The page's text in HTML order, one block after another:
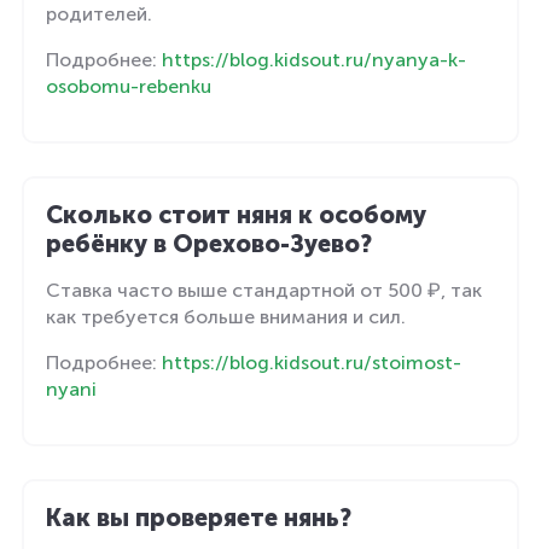
родителей.
Подробнее: https://blog.kidsout.ru/nyanya-k-
osobomu-rebenku
Сколько стоит няня к особому
ребёнку в Орехово-Зуево?
Ставка часто выше стандартной от 500 ₽, так
как требуется больше внимания и сил.
Подробнее: https://blog.kidsout.ru/stoimost-
nyani
Как вы проверяете нянь?